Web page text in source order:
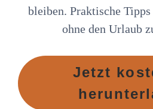
bleiben. Praktische
ohne den Urlaub
Jetzt